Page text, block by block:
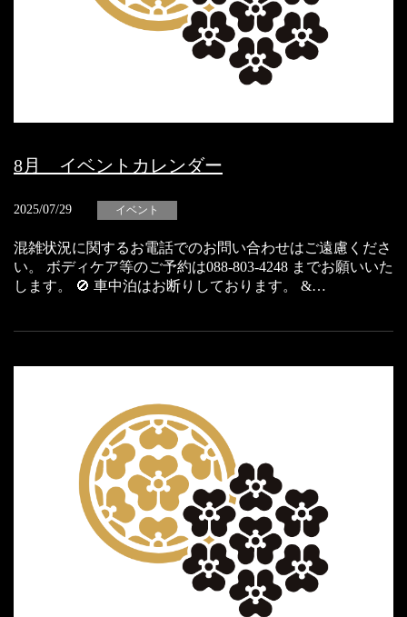
8月 イベントカレンダー
2025/07/29 イベント
混雑状況に関するお電話でのお問い合わせはご遠慮くださ
い。 ボディケア等のご予約は088-803-4248 までお願いいた
します。 🚫 車中泊はお断りしております。 &…